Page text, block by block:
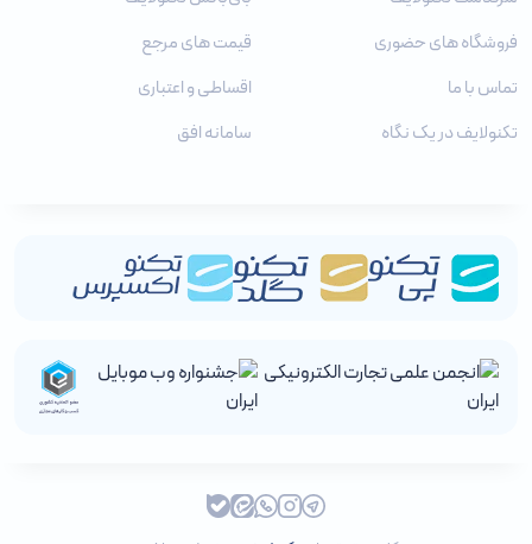
فروشگاه های حضوری
تماس با ما
تکنولایف در یک نگاه
قیمت های مرجع
اقساطی و اعتباری
سامانه افق